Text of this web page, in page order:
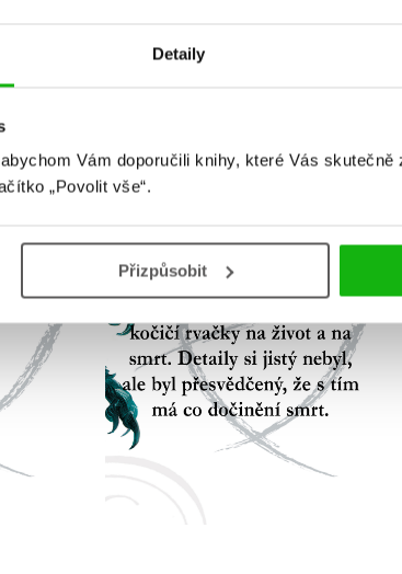
Detaily
Vám doporučili knihy, které Vás skutečně
„Povolit vše“.
Přizpůsobit